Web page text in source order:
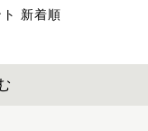
新着順